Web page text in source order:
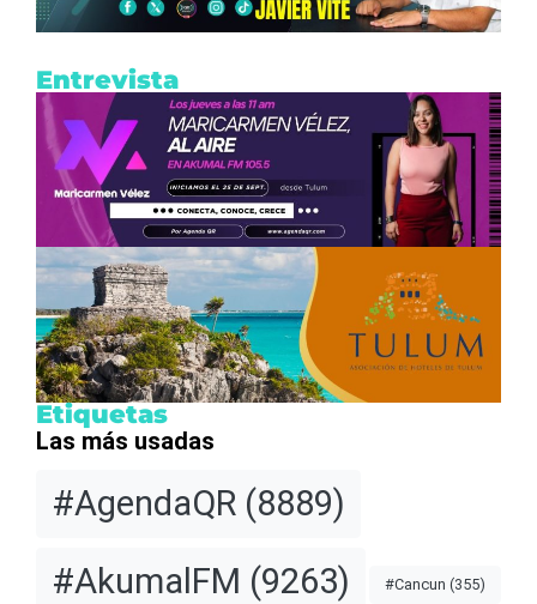
Entrevista
Etiquetas
Las más usadas
#AgendaQR (8889)
#AkumalFM (9263) #Cancun (355)